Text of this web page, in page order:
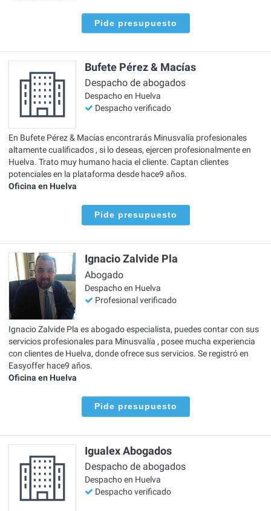
Pide presupuesto
Bufete Pérez & Macías
Despacho de abogados
Despacho en Huelva
Despacho verificado
En Bufete Pérez & Macías encontrarás Minusvalía profesionales
altamente cualificados , si lo deseas, ejercen profesionalmente en
Huelva. Trato muy humano hacia el cliente. Captan clientes
potenciales en la plataforma desde hace9 años.
Oficina en Huelva
Pide presupuesto
Ignacio Zalvide Pla
Abogado
Despacho en Huelva
Profesional verificado
Ignacio Zalvide Pla es abogado especialista, puedes contar con sus
servicios profesionales para Minusvalía , posee mucha experiencia
con clientes de Huelva, donde ofrece sus servicios. Se registró en
Easyoffer hace9 años.
Oficina en Huelva
Pide presupuesto
Igualex Abogados
Despacho de abogados
Despacho en Huelva
Despacho verificado